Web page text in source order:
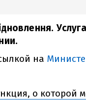
на
о которой